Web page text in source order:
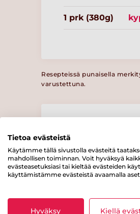
1 prk (380g)
Resepteissä punaisella
varustettuna.
Energiaa
80 kcal
2 g
Tietoa evästeistä
Käytämme tällä sivustolla evästeitä
mahdollisen toiminnan. Voit hyväksyä
evästeasetuksiasi tai kieltää evästeiden
käyttämistämme evästeistä avaamalla
Hyväksy Kiellä